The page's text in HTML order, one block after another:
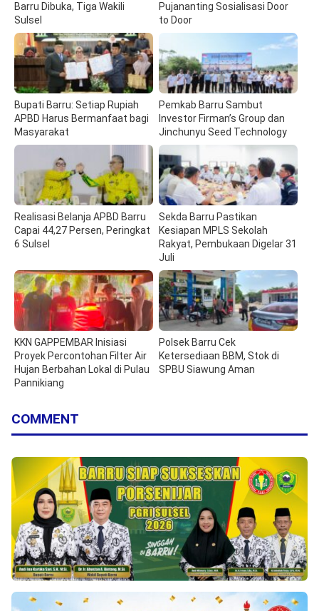
Barru Dibuka, Tiga Wakili
Sulsel
Pujananting Sosialisasi Door
to Door
Bupati Barru: Setiap Rupiah
APBD Harus Bermanfaat bagi
Masyarakat
Pemkab Barru Sambut
Investor Firman’s Group dan
Jinchunyu Seed Technology
Realisasi Belanja APBD Barru
Capai 44,27 Persen, Peringkat
6 Sulsel
Sekda Barru Pastikan
Kesiapan MPLS Sekolah
Rakyat, Pembukaan Digelar 31
Juli
KKN GAPPEMBAR Inisiasi
Proyek Percontohan Filter Air
Hujan Berbahan Lokal di Pulau
Pannikiang
Polsek Barru Cek
Ketersediaan BBM, Stok di
SPBU Siawung Aman
COMMENT